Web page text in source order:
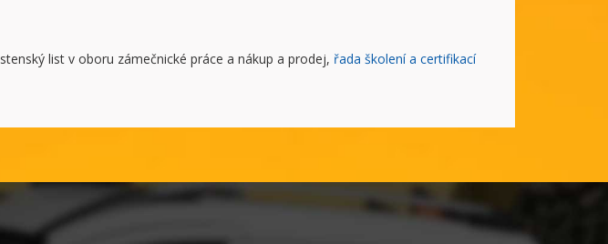
list v oboru zámečnické práce a nákup a prodej, řada školení a certifikací